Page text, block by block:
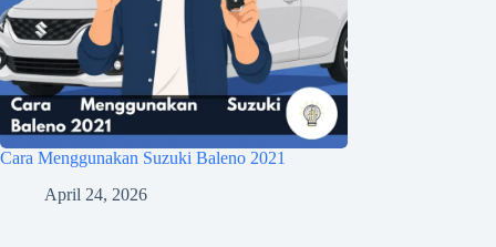
Cara Menggunakan Suzuki Baleno 2021
April 24, 2026